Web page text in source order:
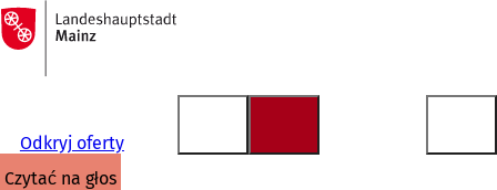
Przejdź do treści
Do
strony
głównej
Odkryj oferty
czytać na głos